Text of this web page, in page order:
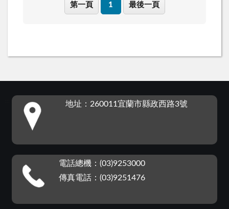
第一頁 1 最後一頁
地址：260011宜蘭市縣政西路3號
電話總機：(03)9253000
傳真電話：(03)9251476